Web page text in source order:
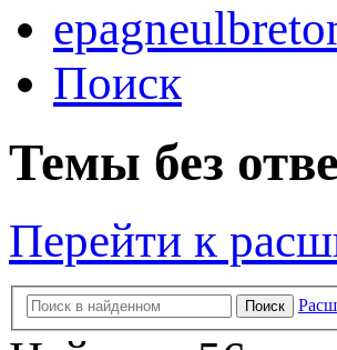
Поиск
Темы без
Перейти к
Поиск